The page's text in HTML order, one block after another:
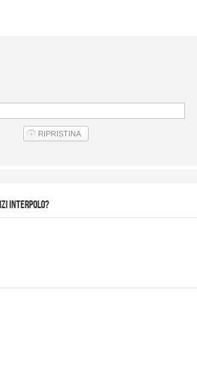
interpolo?